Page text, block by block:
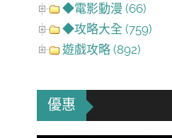
◆電影動漫 (66)
◆攻略大全 (759)
遊戲攻略 (892)
優惠